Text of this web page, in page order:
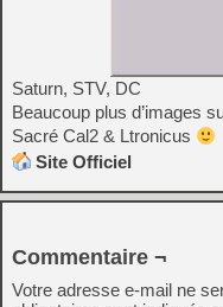
Saturn, STV, DC
Beaucoup plus d’images
Sacré Cal2 & Ltronicus
Site Officiel
Commentaire ¬
Votre adresse e-mail ne